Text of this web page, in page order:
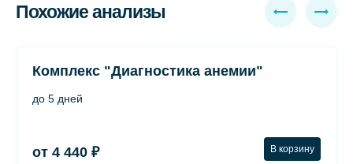
Похожие анализы
Комплекс "Диагностика анемии"
до 5 дней
от 4 440 ₽ В корзину